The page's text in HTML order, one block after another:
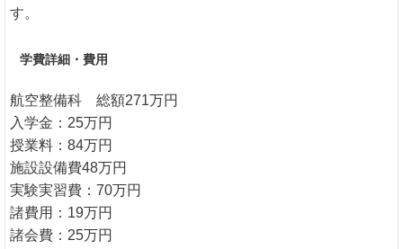
す。
学費詳細・費用
航空整備科 総額271万円
入学金：25万円
授業料：84万円
施設設備費48万円
実験実習費：70万円
諸費用：19万円
諸会費：25万円